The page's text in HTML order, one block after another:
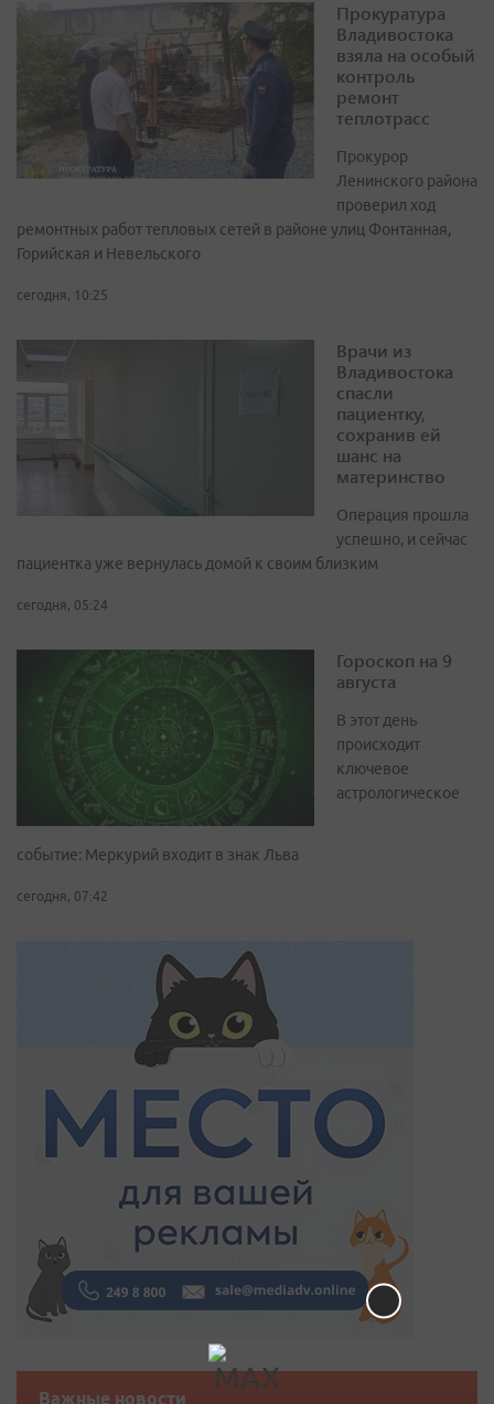
Прокуратура
Владивостока
взяла на особый
контроль
ремонт
теплотрасс
Прокурор
Ленинского района
проверил ход
ремонтных работ тепловых сетей в районе улиц Фонтанная,
Горийская и Невельского
сегодня, 10:25
Врачи из
Владивостока
спасли
пациентку,
сохранив ей
шанс на
материнство
Операция прошла
успешно, и сейчас
пациентка уже вернулась домой к своим близким
сегодня, 05:24
Гороскоп на 9
августа
В этот день
происходит
ключевое
астрологическое
событие: Меркурий входит в знак Льва
сегодня, 07:42
Важные новости